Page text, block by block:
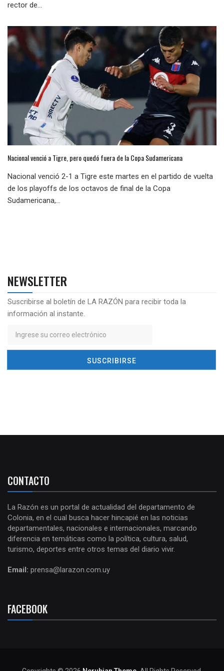
rector de...
Nacional venció a Tigre, pero quedó fuera de la Copa Sudamericana
Nacional venció 2-1 a Tigre este martes en el partido de vuelta
de los playoffs de los octavos de final de la Copa
Sudamericana,...
NEWSLETTER
Suscribirse al boletín de LA RAZÓN para recibir toda la
información al instante.
CONTACTO
La Razón es un portal de actualidad del departamento de
Colonia, en el cual busca hacer hincapié en las noticias
departamentales, nacionales e internacionales, marcando
diferencia en temáticas como la política, cultura, salud,
turismo, deportes entre otros temas del diario vivir.
Email: prensa@larazon.com.uy
FACEBOOK